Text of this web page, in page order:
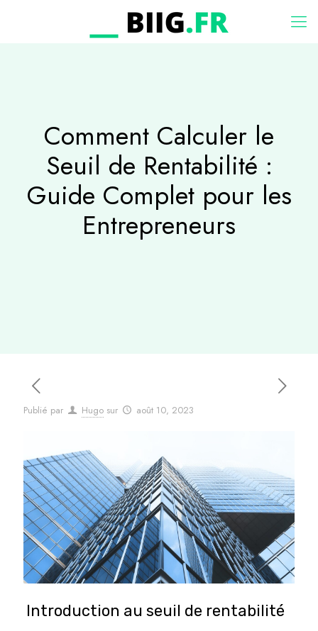
Comment Calculer le
Seuil de Rentabilité :
Guide Complet pour les
Entrepreneurs
Publié par Hugo sur août 10, 2023
Introduction au seuil de rentabilité